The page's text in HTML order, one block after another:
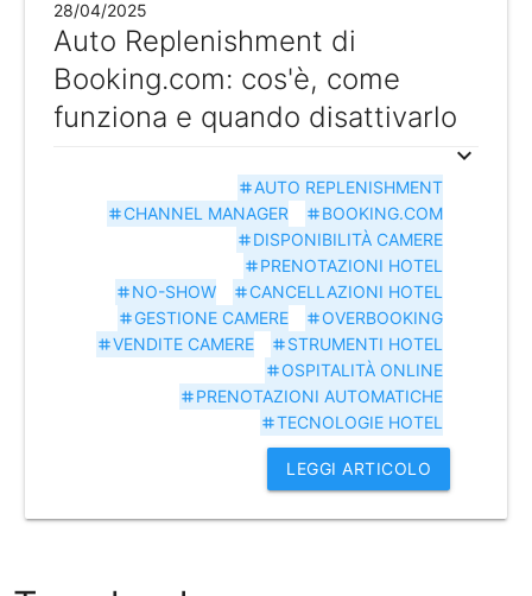
28/04/2025
Auto Replenishment di
Booking.com: cos'è, come
funziona e quando disattivarlo
expand_more
tag AUTO REPLENISHMENT
tag BOOKING.COM
tag CHANNEL MANAGER
tag DISPONIBILITÀ CAMERE
tag PRENOTAZIONI HOTEL
tag CANCELLAZIONI HOTEL
tag NO-SHOW
tag OVERBOOKING
tag GESTIONE CAMERE
tag STRUMENTI HOTEL
tagVENDITE CAMERE
tag OSPITALITÀ ONLINE
tag PRENOTAZIONI AUTOMATICHE
tagTECNOLOGIE HOTEL
LEGGI ARTICOLO